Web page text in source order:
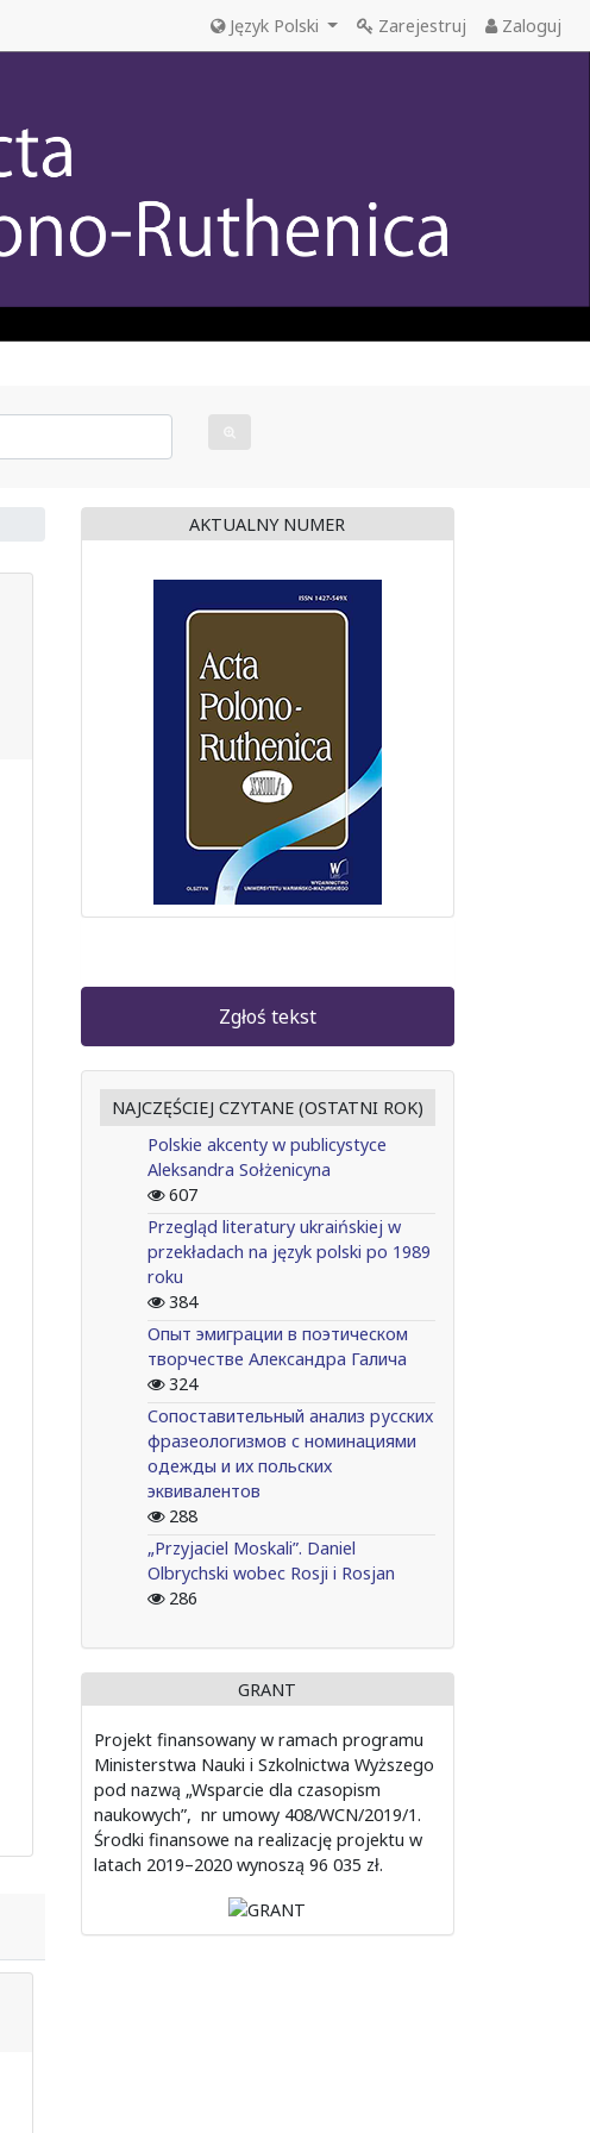
Język Polski Zarejestruj Zaloguj
AKTUALNY NUMER
Zgłoś tekst
NAJCZĘŚCIEJ CZYTANE (OSTATNI ROK)
Polskie akcenty w publicystyce
Aleksandra Sołżenicyna
607
Przegląd literatury ukraińskiej w
przekładach na język polski po 1989
roku
384
Опыт эмиграции в поэтическом
творчестве Александра Галича
324
Сопоставительный анализ русских
фразеологизмов с номинациями
одежды и их польских
эквивалентов
288
„Przyjaciel Moskali”. Daniel
Olbrychski wobec Rosji i Rosjan
286
GRANT
Projekt finansowany w ramach programu
Ministerstwa Nauki i Szkolnictwa Wyższego
pod nazwą „Wsparcie dla czasopism
naukowych”, nr umowy 408/WCN/2019/1.
Środki finansowe na realizację projektu w
latach 2019–2020 wynoszą 96 035 zł.